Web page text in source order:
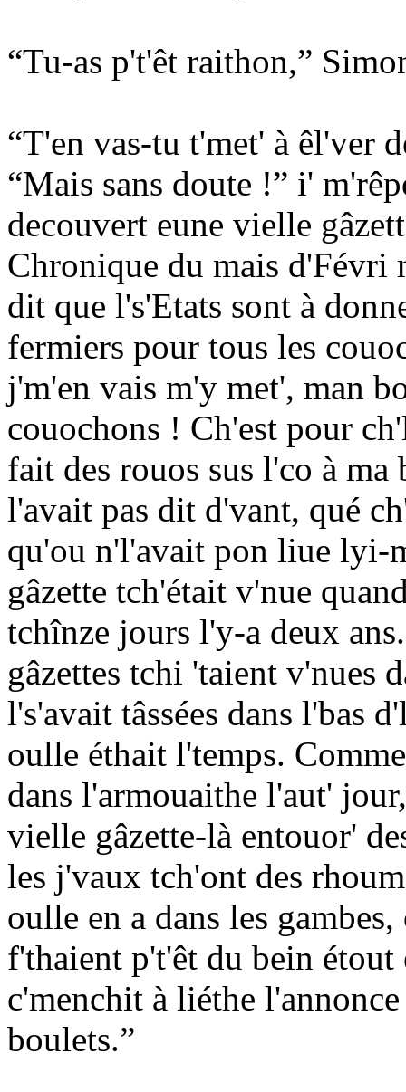
“Tu-as p't'êt raithon,”
“T'en vas-tu t'met' à êl'ver
“Mais sans doute !” i'
decouvert eune vielle
Chronique du mais d'Févri
dit que l's'Etats sont à
fermiers pour tous les
j'm'en vais m'y met', man
couochons ! Ch'est pour
fait des rouos sus l'co à
l'avait pas dit d'vant, qué
qu'ou n'l'avait pon liue lyi-
gâzette tch'était v'nue
tchînze jours l'y-a deux
gâzettes tchi 'taient v'nues
l's'avait tâssées dans l'bas
oulle éthait l'temps.
dans l'armouaithe l'aut'
vielle gâzette-là entouor'
les j'vaux tch'ont des
oulle en a dans les
f'thaient p't'êt du bein
c'menchit à liéthe
boulets.”